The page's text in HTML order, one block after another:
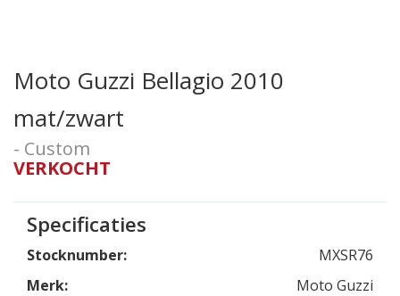
Moto Guzzi Bellagio 2010
mat/zwart
- Custom
VERKOCHT
Specificaties
Stocknumber:
MXSR76
Merk:
Moto Guzzi